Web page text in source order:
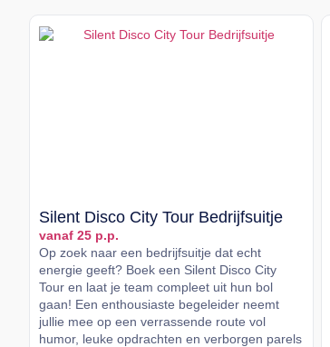
Silent Disco City Tour Bedrijfsuitje
vanaf 25 p.p.
Op zoek naar een bedrijfsuitje dat echt
energie geeft? Boek een Silent Disco City
Tour en laat je team compleet uit hun bol
gaan! Een enthousiaste begeleider neemt
jullie mee op een verrassende route vol
humor, leuke opdrachten en verborgen parels